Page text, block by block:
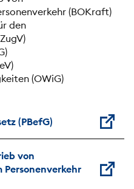
(BOKraft)
den
(OWiG)
(PBefG)
von